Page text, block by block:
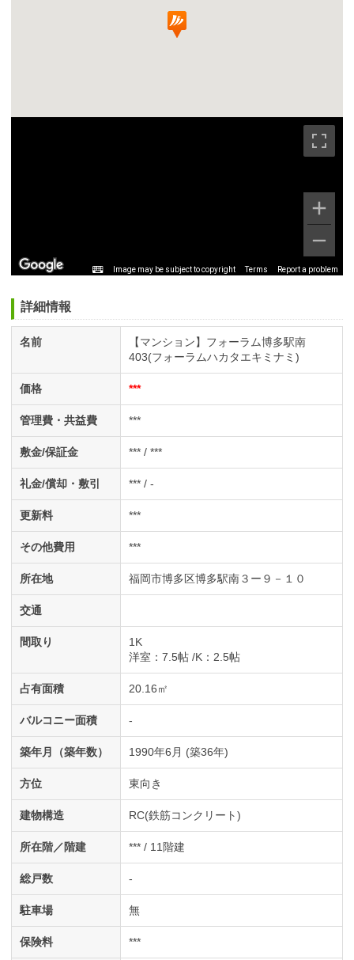
Image may be subject to copyright Terms Report a problem
詳細情報
名前
【マンション】フォーラム博多駅南
403(フォーラムハカタエキミナミ)
価格 ***
管理費・共益費 ***
敷金/保証金 *** / ***
礼金/償却・敷引 *** / -
更新料 ***
その他費用 ***
所在地 福岡市博多区博多駅南３ー９－１０
交通
間取り
1K
洋室 ：7.5帖 K ：2.5帖
占有面積 20.16㎡
バルコニー面積 -
築年月（築年数） 1990年6月 (築36年)
方位 東向き
建物構造 RC(鉄筋コンクリート)
所在階／階建 *** / 11階建
総戸数 -
駐車場 無
保険料 ***